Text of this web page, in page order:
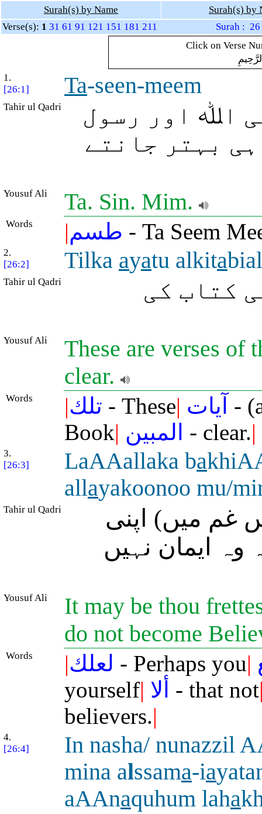
Surah(s) by Name
Surah(s) by
Verse(s): 1 31 61 91 121 151 181 211
Surah : 26
Click on Verse
1.
[26:1]
Ta-seen-meem
Tahir ul Qadri
اﷲ اور رسول
بہتر جانتے
Yousuf Ali Ta. Sin. Mim.
Words |طسم - Ta Seem
2.
[26:2]
Tilka ayatu alkita
Tahir ul Qadri کتاب کی
Yousuf Ali
These are verses of
clear.
Words |تلك - These| آيات -
Book| المبين - clear.|
3.
[26:3]
LaAAallaka ba
allayakoonoo mu/
Tahir ul Qadri
غم میں) اپنی
وہ ایمان نہیں
Yousuf Ali
It may be thou
do not become
Words |لعلك - Perhaps you|
yourself| ألا - that not
believers.|
4.
[26:4]
In nasha/ nunazzil
mina alssama-ia
aAAnaquhum laha